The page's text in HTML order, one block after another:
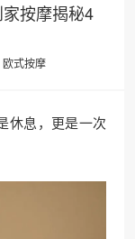
按摩揭秘4
欧式按摩
休息，更是一次